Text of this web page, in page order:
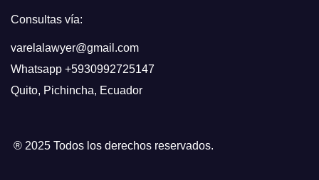
Consultas vía:
varelalawyer@gmail.com
Whatsapp +5930992725147
Quito, Pichincha, Ecuador
® 2025 Todos los derechos reservados.